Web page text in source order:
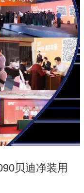
贝迪净装用